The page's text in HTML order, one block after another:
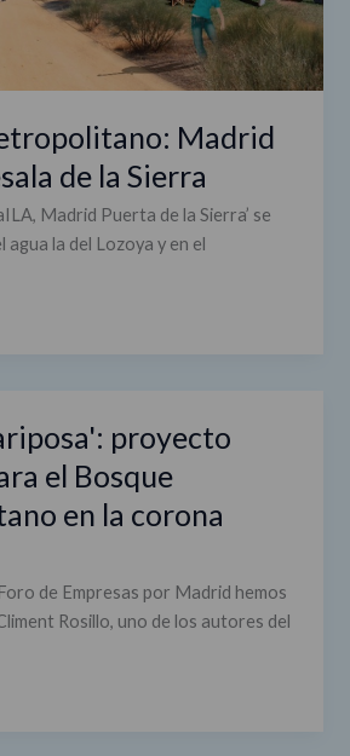
Madrid
de la Sierra
Madrid Puerta de la Sierra’ se
agua la del Lozoya y en el
proyecto
el Bosque
en la corona
de Empresas por Madrid hemos
Rosillo, uno de los autores del